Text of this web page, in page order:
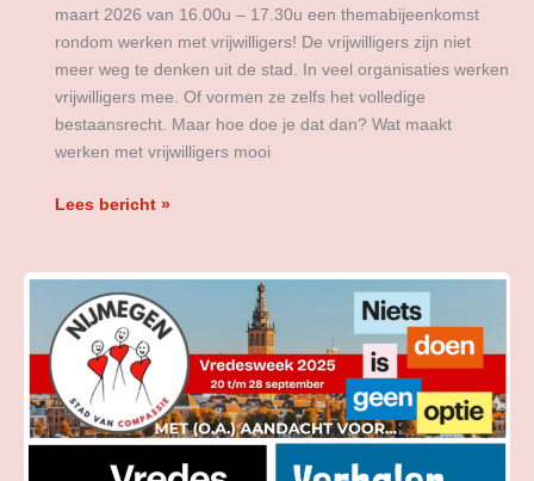
maart 2026 van 16.00u – 17.30u een themabijeenkomst
rondom werken met vrijwilligers! De vrijwilligers zijn niet
meer weg te denken uit de stad. In veel organisaties werken
vrijwilligers mee. Of vormen ze zelfs het volledige
bestaansrecht. Maar hoe doe je dat dan? Wat maakt
werken met vrijwilligers mooi
Lees bericht »
Nieuwsbrief
september
2025